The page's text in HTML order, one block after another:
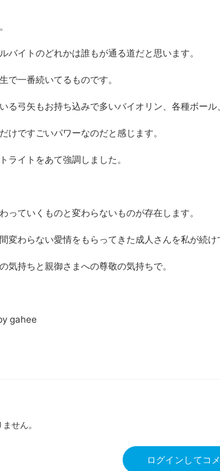
バイトのどれかは誰もが通る道だと思います。
で一番続いてるものです。
る弓矢もお持ち込みで多いバイオリン、各種ボール
けですごいパワーなのだと感じます。
ライトをあて強調しました。
っていくものと変わらないものが存在します。
変わらない愛情をもらってきた成人さんを私が続
気持ちと親御さまへの尊敬の気持ちで。
gahee
せん。
ログインしてコ